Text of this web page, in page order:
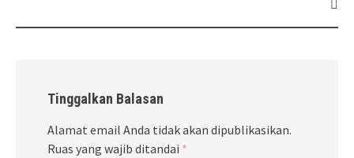
Tinggalkan Balasan
Alamat email Anda tidak akan dipublikasikan.
Ruas yang wajib ditandai *